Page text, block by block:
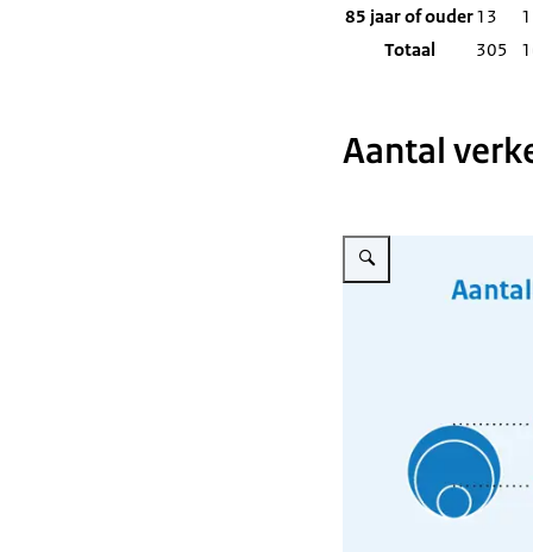
85 jaar of ouder13
Totaal
305
Aantal
Vergroot afbeelding